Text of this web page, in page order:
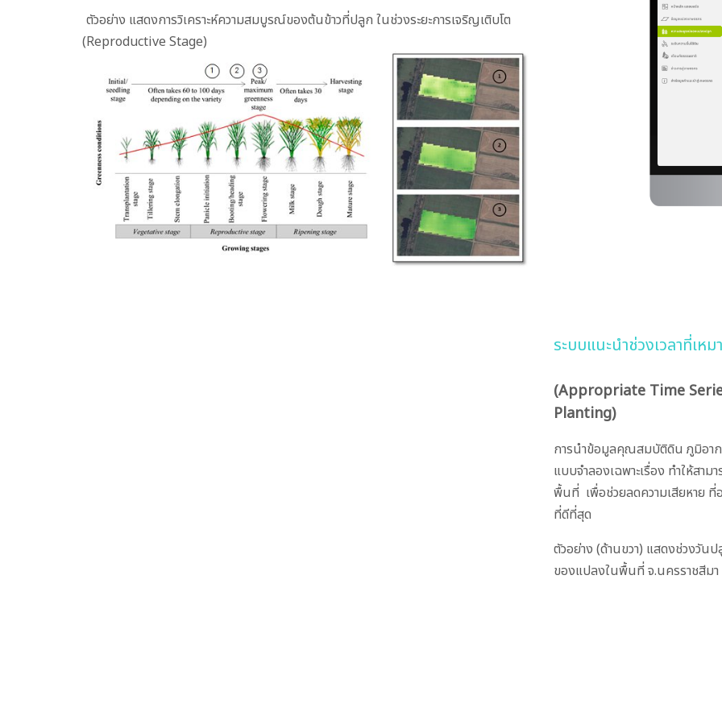
ตัวอย่าง แสดงการวิเคราะห์ความสมบูรณ์ของต้นข้าวที่ปลูก ในช่วงระยะการเจริญเติบโต
(Reproductive Stage)
ระบบแนะนำช่วงเวลาที่เห
(Appropriate Time
Planting)
การนำข้อมูลคุณสมบัติดิน ภูมิอาก
แบบจำลองเฉพาะเรื่อง ทำให้สาม
พื้นที่ เพื่อช่วยลดความเสียหาย ที่
ที่ดีที่สุด
ตัวอย่าง (ด้านขวา) แสดงช่วงวัน
ของแปลงในพื้นที่ จ.นครราชสีมา